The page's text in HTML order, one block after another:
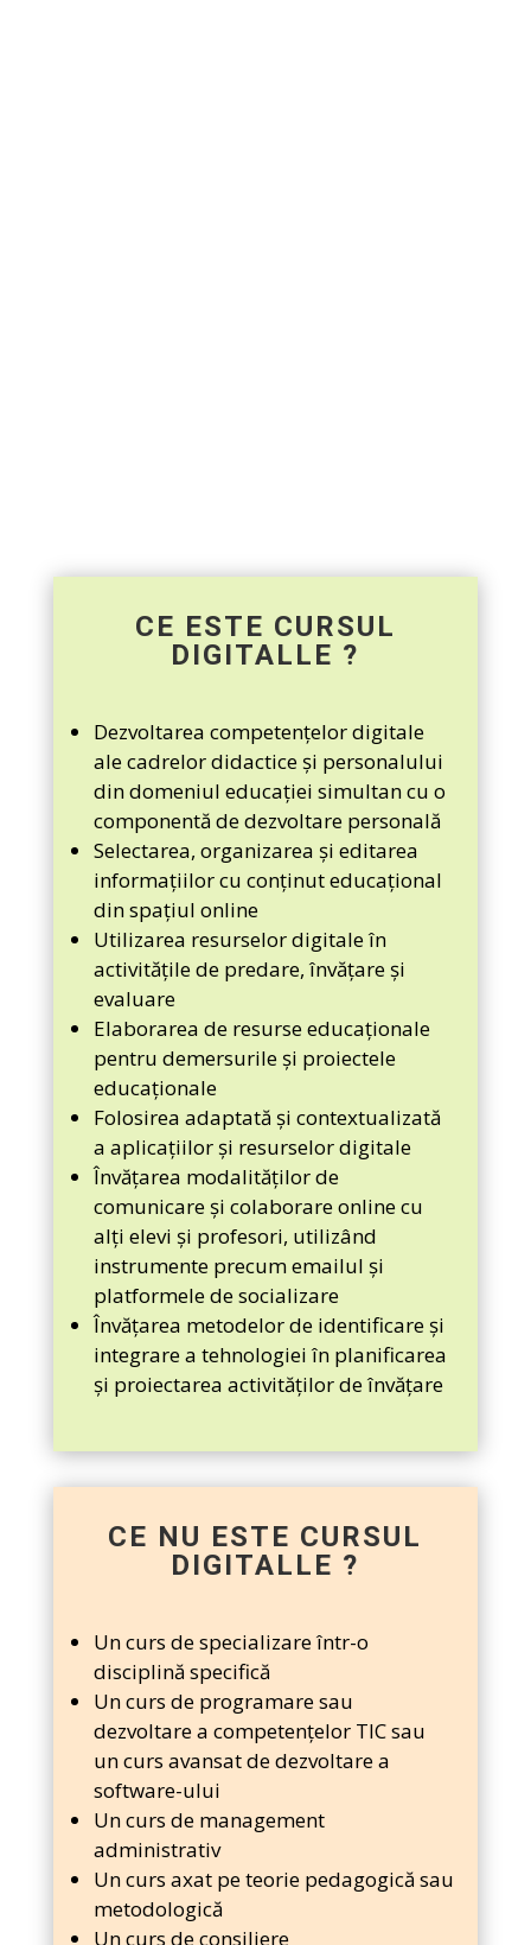
CE ESTE CURSUL
DIGITALLE ?
Dezvoltarea competențelor digitale
ale cadrelor didactice și personalului
din domeniul educației simultan cu o
componentă de dezvoltare personală
Selectarea, organizarea și editarea
informațiilor cu conținut educațional
din spațiul online
Utilizarea resurselor digitale în
activitățile de predare, învățare și
evaluare
Elaborarea de resurse educaționale
pentru demersurile și proiectele
educaționale
Folosirea adaptată și contextualizată
a aplicațiilor și resurselor digitale
Învățarea modalităților de
comunicare și colaborare online cu
alți elevi și profesori, utilizând
instrumente precum emailul și
platformele de socializare
Învățarea metodelor de identificare și
integrare a tehnologiei în planificarea
și proiectarea activităților de învățare
CE NU ESTE CURSUL
DIGITALLE ?
Un curs de specializare într-o
disciplină specifică
Un curs de programare sau
dezvoltare a competențelor TIC sau
un curs avansat de dezvoltare a
software-ului
Un curs de management
administrativ
Un curs axat pe teorie pedagogică sau
metodologică
Un curs de consiliere